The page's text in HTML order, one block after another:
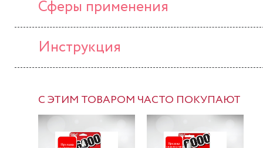
Сферы применения
Инструкция
С ЭТИМ ТОВАРОМ ЧАСТО ПОКУПАЮТ